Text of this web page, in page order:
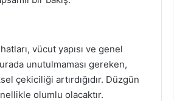
vücut yapısı ve genel
unutulmaması gereken,
çekiciliği artırdığıdır. Düzgün
olumlu olacaktır.